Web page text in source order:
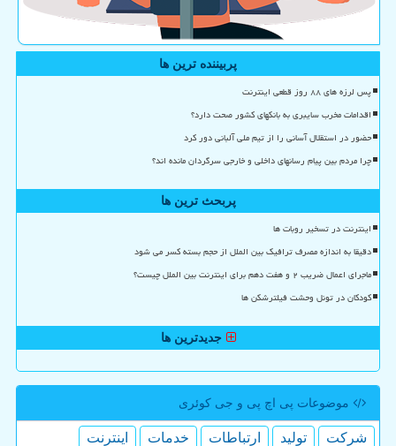
پربیننده ترین ها
پس لرزه های ۸۸ روز قطعی اینترنت
اقدامات مخرب سایبری به بانکهای کشور صحت دارد؟
حضور در استقلال آسانی را از تیم ملی آلبانی دور کرد
چرا مردم بین پیام رسانهای داخلی و خارجی سرگردان مانده اند؟
پربحث ترین ها
اینترنت در تسخیر روبات ها
دقیقا به اندازه مصرف ترافیک بین الملل از حجم بسته کسر می شود
ماجرای اعمال ضریب ۲ و هفت دهم برای اینترنت بین الملل چیست؟
کودکان در تونل وحشت فیلترشکن ها
جدیدترین ها
موضوعات پی اچ پی و جی كوئری
شركت تولید ارتباطات خدمات
اینترنت